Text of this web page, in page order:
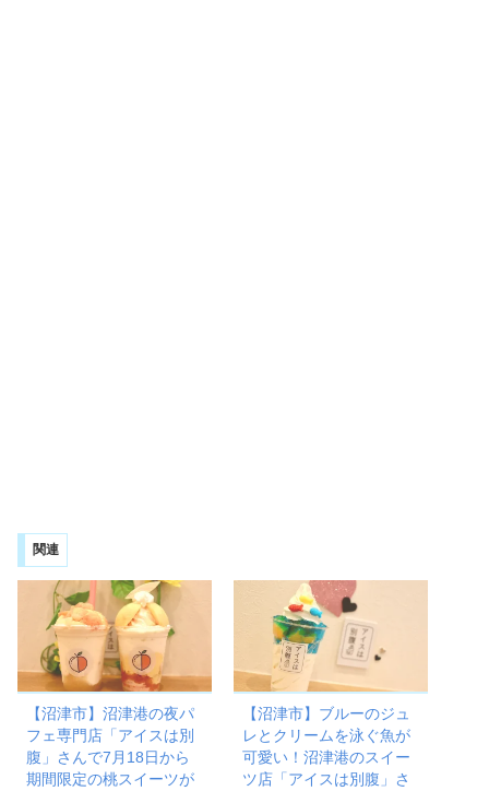
関連
【沼津市】沼津港の夜パ
フェ専門店「アイスは別
腹」さんで7月18日から
期間限定の桃スイーツが
【沼津市】ブルーのジュ
レとクリームを泳ぐ魚が
可愛い！沼津港のスイー
ツ店「アイスは別腹」さ